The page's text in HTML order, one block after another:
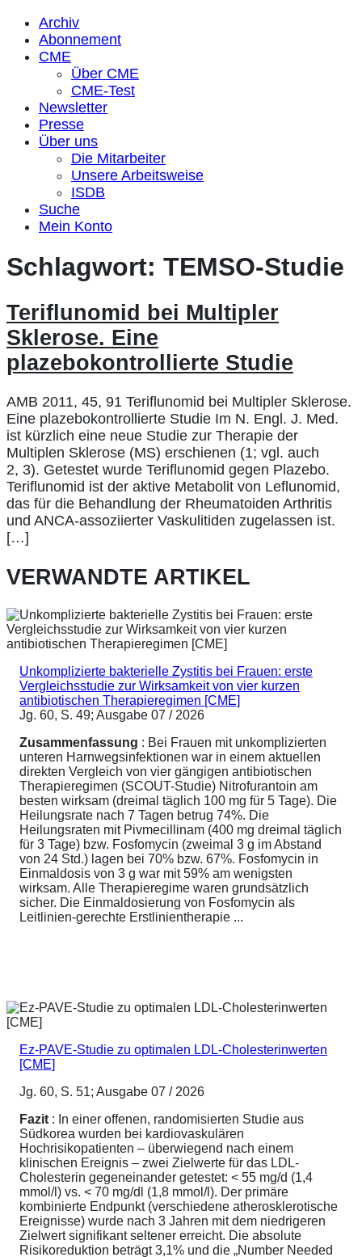
Archiv
Abonnement
CME
Über CME
CME-Test
Newsletter
Presse
Über uns
Die Mitarbeiter
Unsere Arbeitsweise
ISDB
Suche
Mein Konto
Schlagwort: TEMSO-Studie
Teriflunomid bei Multipler
Sklerose. Eine
plazebokontrollierte Studie
AMB 2011, 45, 91 Teriflunomid bei Multipler Sklerose.
Eine plazebokontrollierte Studie Im N. Engl. J. Med.
ist kürzlich eine neue Studie zur Therapie der
Multiplen Sklerose (MS) erschienen (1; vgl. auch
2, 3). Getestet wurde Teriflunomid gegen Plazebo.
Teriflunomid ist der aktive Metabolit von Leflunomid,
das für die Behandlung der Rheumatoiden Arthritis
und ANCA-assoziierter Vaskulitiden zugelassen ist.
[…]
VERWANDTE ARTIKEL
Unkomplizierte bakterielle Zystitis bei Frauen: erste
Vergleichsstudie zur Wirksamkeit von vier kurzen
antibiotischen Therapieregimen [CME]
Jg. 60, S. 49; Ausgabe 07 / 2026
Zusammenfassung : Bei Frauen mit unkomplizierten
unteren Harnwegsinfektionen war in einem aktuellen
direkten Vergleich von vier gängigen antibiotischen
Therapieregimen (SCOUT-Studie) Nitrofurantoin am
besten wirksam (dreimal täglich 100 mg für 5 Tage). Die
Heilungsrate nach 7 Tagen betrug 74%. Die
Heilungsraten mit Pivmecillinam (400 mg dreimal täglich
für 3 Tage) bzw. Fosfomycin (zweimal 3 g im Abstand
von 24 Std.) lagen bei 70% bzw. 67%. Fosfomycin in
Einmaldosis von 3 g war mit 59% am wenigsten
wirksam. Alle Therapieregime waren grundsätzlich
sicher. Die Einmaldosierung von Fosfomycin als
Leitlinien-gerechte Erstlinientherapie ...
Ez-PAVE-Studie zu optimalen LDL-Cholesterinwerten
[CME]
Jg. 60, S. 51; Ausgabe 07 / 2026
Fazit : In einer offenen, randomisierten Studie aus
Südkorea wurden bei kardiovaskulären
Hochrisikopatienten – überwiegend nach einem
klinischen Ereignis – zwei Zielwerte für das LDL-
Cholesterin gegeneinander getestet: < 55 mg/d (1,4
mmol/l) vs. < 70 mg/dl (1,8 mmol/l). Der primäre
kombinierte Endpunkt (verschiedene atherosklerotische
Ereignisse) wurde nach 3 Jahren mit dem niedrigeren
Zielwert signifikant seltener erreicht. Die absolute
Risikoreduktion beträgt 3,1% und die „Number Needed